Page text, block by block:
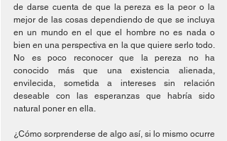
de darse cuenta de que la pereza es la peor o la
mejor de las cosas dependiendo de que se incluya
en un mundo en el que el hombre no es nada o
bien en una perspectiva en la que quiere serlo todo.
No es poco reconocer que la pereza no ha
conocido más que una existencia alienada,
envilecida, sometida a intereses sin relación
deseable con las esperanzas que habría sido
natural poner en ella.
¿Cómo sorprenderse de algo así, si lo mismo ocurre